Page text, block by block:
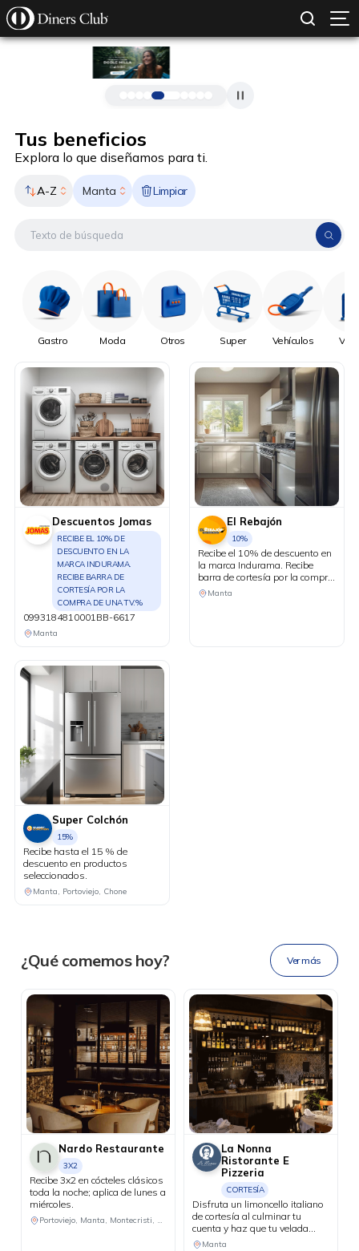
Pasar al contenido principal
Tus beneficios
Explora lo que diseñamos para ti.
A-Z Manta Limpiar
Gastro Moda Otros Super Vehículos
Descuentos Jomas
RECIBE EL 10% DE
DESCUENTO EN LA
MARCA INDURAMA.
RECIBE BARRA DE
CORTESÍA POR LA
COMPRA DE UNA TV.%
0993184810001BB-6617
Manta
El Rebajón
10%
Recibe el 10% de descuento en
la marca Indurama. Recibe
barra de cortesía por la compra
de una TV.
Manta
Super Colchón
15%
Recibe hasta el 15 % de
descuento en productos
seleccionados.
Manta, Portoviejo, Chone
Ahora tus blu benefits
en una
sola app.
¿Qué comemos hoy? Ver más
Nardo Restaurante
3X2
Recibe 3x2 en cócteles clásicos
toda la noche; aplica de lunes a
miércoles.
Portoviejo, Manta, Montecristi, Chone
La Nonna
Ristorante E
Pizzeria
CORTESÍA
Disfruta un limoncello italiano
de cortesía al culminar tu
cuenta y haz que tu velada
tenga un final perfecto.
Manta